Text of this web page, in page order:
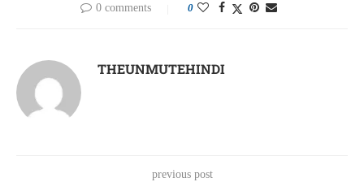
0 comments 0
THEUNMUTEHINDI
previous post